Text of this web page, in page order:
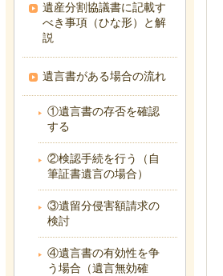
遺産分割協議書に記載す
べき事項（ひな形）と解
説
遺言書がある場合の流れ
①遺言書の存否を確認
する
②検認手続を行う（自
筆証書遺言の場合）
③遺留分侵害額請求の
検討
④遺言書の有効性を争
う場合（遺言無効確